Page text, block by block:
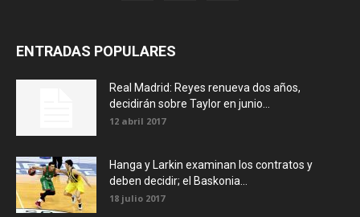
ENTRADAS POPULARES
Real Madrid: Reyes renueva dos años,
decidirán sobre Taylor en junio...
12 abril 2017
Hanga y Larkin examinan los contratos y
deben decidir; el Baskonia...
18 julio 2017